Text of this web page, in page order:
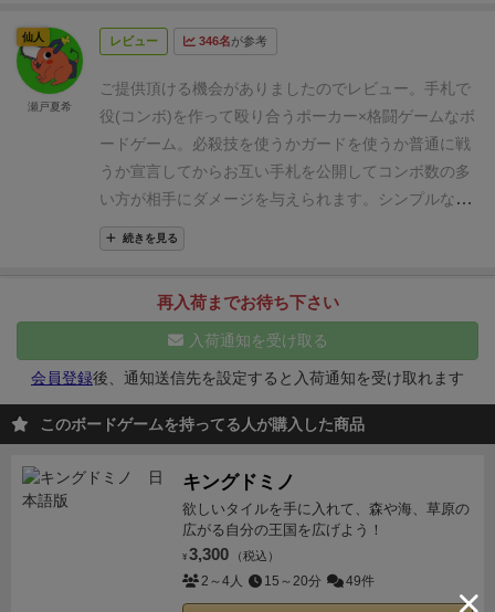
も少し浮きますが余裕でしまえます。
ブだとこのくらい】①コンボカード
数字とじゃんけんの手が割り振られています。色によ
って数字とじゃんけんの手の組み合わせは違います。
②キャラカード9枚のキャラクターから１人を選んで
自キャラとして使用します。様々なスキルを持ってい
ます。キャラクターは「魔剣士・暗黒騎士・二刀流騎
士・ランサー・氷モンク・ニンジャ・炎魔導士・黒魔
術師・竜人ヒーラー」。
士・サムライ」もあり。両面仕様で性別・スキルが違
います。ゲームの流れゲームの流れは以下のとおり。
最初に3色デッキから１つと、キャラを1人選びます。
①自分のデッキの山札からお互いに4枚引きます。内
容は相手に見せません。②カードを並び替えてコンボ
を作ります。コンボ点が高い方が勝利＝相手にダメー
ジになります。③お互いにアクション宣言：必殺技・
ガード・どちらも宣言しないの３択。※スキルにより
選択不可の場合もあり。
④お互いに手札公開して勝利
判定とダメージ処理。通常は4枚並べたうち一番右側
のカードが相手へのダメージ。引き分けならお互いノ
ーダメージ。⑤キャラクターの追加効果適用
の点数のルールもややこしいのでポーカーの役で勝負
レビュー 346名が参考
ご提供頂ける機会がありましたのでレビュー。 手札で
役(コンボ)を作って殴り合うポーカー×格闘ゲームなボ
ードゲーム。 必殺技を使うかガードを使うか普通に戦
うか宣言してからお互い手札を公開してコンボ数の多
い方が相手にダメージを与えられます。
シンプルなシ
ステムながら読み合いや勝負所の探り合いが熱く面白
い！また、キャラ毎に固有能力があり色んな戦い方が
できるのが面白いです。相手の手を読み切って勝利を
目指しましょう！！
続きを見る
仙人
瀬戸夏希
再入荷までお待ち下さい
入荷通知を受け取る
会員登録後、通知送信先を設定すると入荷通知を受け取れます
このボードゲームを持ってる人が購入した商品
キングドミノ
欲しいタイルを手に入れて、森や海、草原の
広がる自分の王国を広げよう！
¥ 3,300 （税込）
2～4人 15～20分 49件